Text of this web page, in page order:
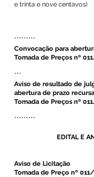
e trinta e nove centavos)
*********
Convocação para
Tomada de Preços nº
***
Aviso de resultado de
abertura de prazo
Tomada de Preços nº
*********
EDITAL E
Aviso de Licitação
Tomada de Preço nº